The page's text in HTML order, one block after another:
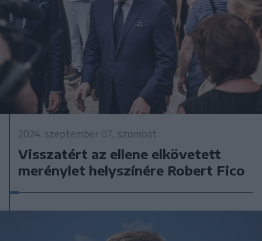
2024. szeptember 07., szombat
Visszatért az ellene elkövetett
merénylet helyszínére Robert Fico